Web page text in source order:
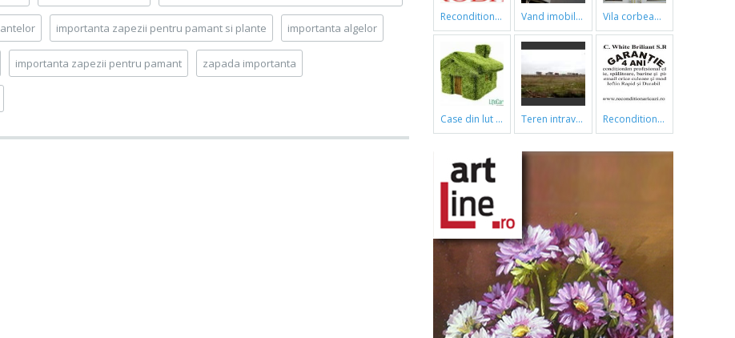
importanta zapezii pentru pamant si plante importanta algelor
importanta zapezii pentru pamant zapada importanta
reconditionari cazi de baie vand imobil ,790m,piata gorjului,pret negociabil vila corbeanca
case din lut si paie teren intravilan reconditionari cazi de baie